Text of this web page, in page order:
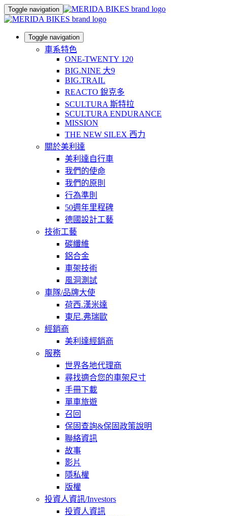
Toggle navigation
Toggle navigation
車系特色
ONE-TWENTY 120
BIG.NINE 大9
BIG.TRAIL
REACTO 銳克多
SCULTURA 斯特拉
SCULTURA ENDURANCE
MISSION
THE NEW SILEX 西力
關於美利達
美利達自行車
我們的使命
我們的原則
行為準則
50週年里程碑
德國設計工藝
技術工藝
碳纖維
鋁合金
車架技術
風洞測試
車隊/品牌大使
荷西.漢米達
東尼.弗瑞歐
經銷商
美利達經銷商
服務
世界各地代理商
尋找適合您的車架尺寸
手冊下載
單車旅遊
召回
保固查詢&保固政策說明
聯絡資訊
故事
影片
隱私權
版權
投資人資訊/Investors
投資人資訊